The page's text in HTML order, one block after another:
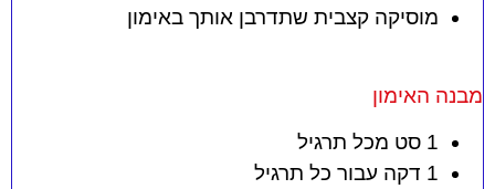
מוסיקה קצבית שתדרבן אותך באימון
מבנה האימון
1 סט מכל תרגיל
1 דקה עבור כל תרגיל